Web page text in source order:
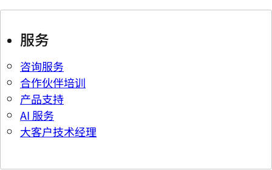
服务
咨询服务
合作伙伴培训
产品支持
AI 服务
大客户技术经理